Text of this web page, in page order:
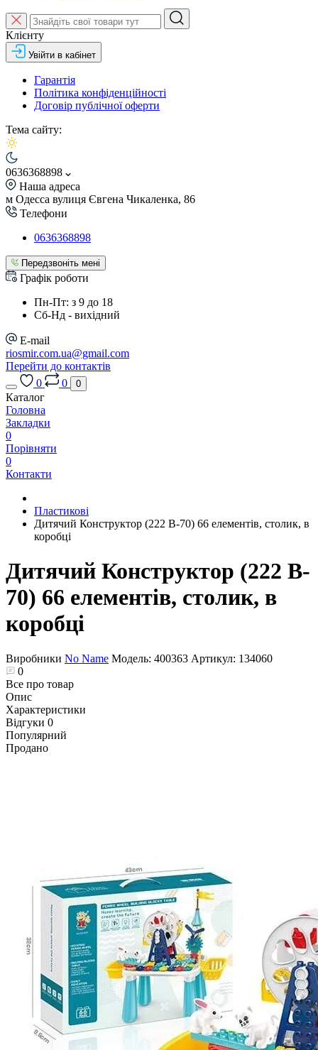
Клієнту
Увійти в кабінет
Гарантія
Політика конфіденційності
Договір публічної оферти
Тема сайту:
0636368898
Наша адреса
м Одесса вулиця Євгена Чикаленка, 86
Телефони
0636368898
Передзвоніть мені
Графік роботи
Пн-Пт: з 9 до 18
Сб-Нд - вихідний
E-mail
riosmir.com.ua@gmail.com
Перейти до контактів
0
0 0
Каталог
Головна
Закладки
0
Порівняти
0
Контакти
Пластикові
Дитячий Конструктор (222 B-70) 66 елементів, столик, в
коробці
Дитячий Конструктор (222 B-
70) 66 елементів, столик, в
коробці
Виробники No Name Модель: 400363 Артикул: 134060
0
Все про товар
Опис
Характеристики
Відгуки 0
Популярний
Продано